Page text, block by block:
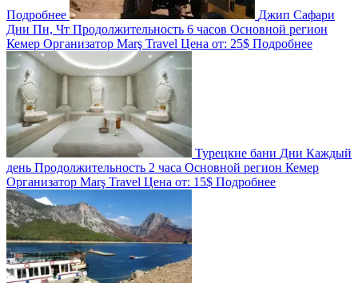
Подробнее
Джип Сафари
Дни Пн, Чт Продолжительность 6 часов Основной регион
Кемер Организатор Marş Travel Цена от: 25$ Подробнее
Турецкие бани Дни Каждый
день Продолжительность 2 часа Основной регион Кемер
Организатор Marş Travel Цена от: 15$ Подробнее